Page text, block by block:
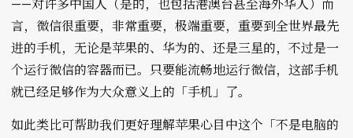
——对许多中国人（是的，也包括港澳台甚至海外华人）而
言，微信很重要，非常重要，极端重要，重要到全世界最先
进的手机，无论是苹果的、华为的、还是三星的，不过是一
个运行微信的容器而已。只要能流畅地运行微信，这部手机
就已经足够作为大众意义上的「手机」了。
如此类比可帮助我们更好理解苹果心目中这个「不是电脑的